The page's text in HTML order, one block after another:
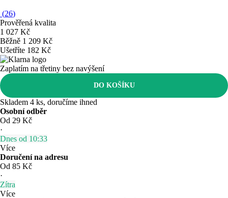
(26)
Prověřená kvalita
1 027 Kč
Běžně 1 209 Kč
Ušetříte 182 Kč
Zaplatím na třetiny bez navýšení
DO KOŠÍKU
Skladem 4 ks, doručíme ihned
Osobní odběr
Od 29 Kč
·
Dnes od 10:33
Více
Doručení na adresu
Od 85 Kč
·
Zítra
Více